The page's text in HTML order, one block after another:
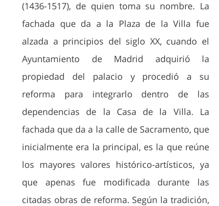
(1436-1517), de quien toma su nombre. La
fachada que da a la Plaza de la Villa fue
alzada a principios del siglo XX, cuando el
Ayuntamiento de Madrid adquirió la
propiedad del palacio y procedió a su
reforma para integrarlo dentro de las
dependencias de la Casa de la Villa. La
fachada que da a la calle de Sacramento, que
inicialmente era la principal, es la que reúne
los mayores valores histórico-artísticos, ya
que apenas fue modificada durante las
citadas obras de reforma. Según la tradición,